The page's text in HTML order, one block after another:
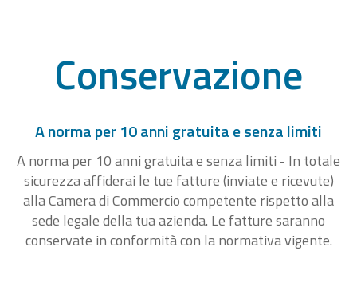
Conservazione
A norma per 10 anni gratuita e senza limiti
A norma per 10 anni gratuita e senza limiti - In totale
sicurezza affiderai le tue fatture (inviate e ricevute)
alla Camera di Commercio competente rispetto alla
sede legale della tua azienda. Le fatture saranno
conservate in conformità con la normativa vigente.